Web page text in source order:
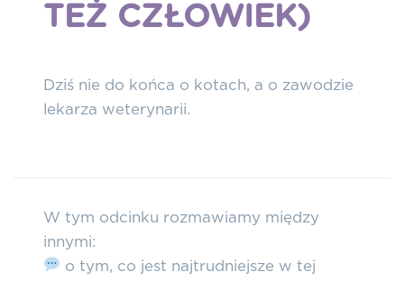
TEŻ CZŁOWIEK)
Dziś nie do końca o kotach, a o zawodzie
lekarza weterynarii.
W tym odcinku rozmawiamy między
innymi:
o tym, co jest najtrudniejsze w tej